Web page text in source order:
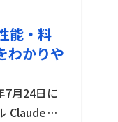
能・料
わかりや
7月24日に
Claude